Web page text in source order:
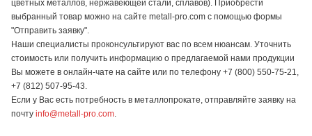
цветных металлов, нержавеющей стали, сплавов). Приобрести
выбранный товар можно на сайте metall-pro.com с помощью формы
"Отправить заявку".
Наши специалисты проконсультируют вас по всем нюансам. Уточнить
стоимость или получить информацию о предлагаемой нами продукции
Вы можете в онлайн-чате на сайте или по телефону +7 (800) 550-75-21,
+7 (812) 507-95-43.
Если у Вас есть потребность в металлопрокате, отправляйте заявку на
почту info@metall-pro.com